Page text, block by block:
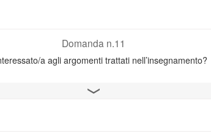
Domanda n.11
a agli argomenti trattati nell’insegnamento?
Apri il grafico